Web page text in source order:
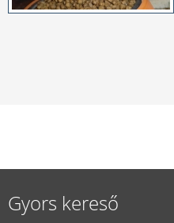
Gyors kereső